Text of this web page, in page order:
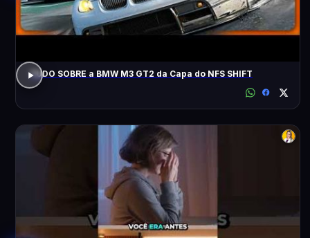
TUDO SOBRE a BMW M3 GT2 da Capa do NFS SHIFT